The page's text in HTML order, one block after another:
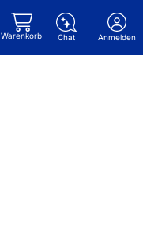
Warenkorb Chat Anmelden